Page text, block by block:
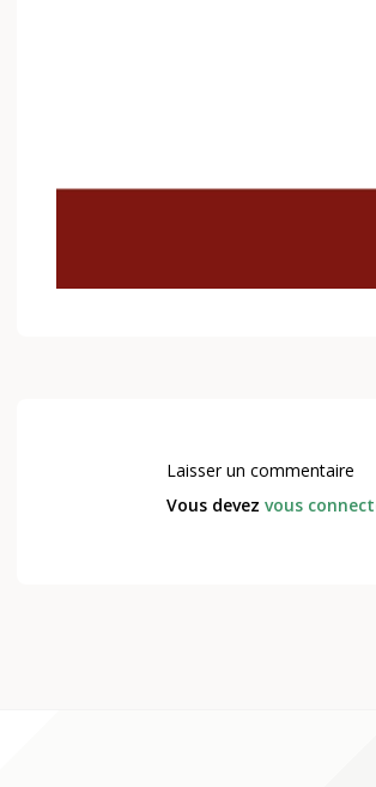
Laisser un commentaire
Vous devez vous